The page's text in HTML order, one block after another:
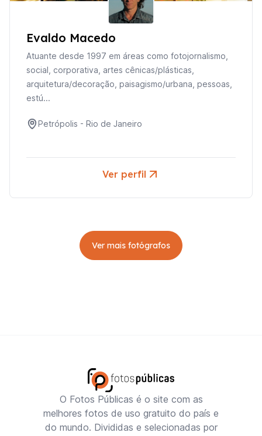
Evaldo Macedo
Atuante desde 1997 em áreas como fotojornalismo,
social, corporativa, artes cênicas/plásticas,
arquitetura/decoração, paisagismo/urbana, pessoas,
estú...
Petrópolis - Rio de Janeiro
Ver perfil
Ver mais fotógrafos
O Fotos Públicas é o site com as
melhores fotos de uso gratuito do país e
do mundo. Divididas e selecionadas por